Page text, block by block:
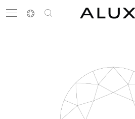
搜尋
結婚戒指